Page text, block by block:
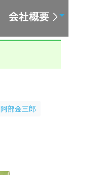
阿部金三郎